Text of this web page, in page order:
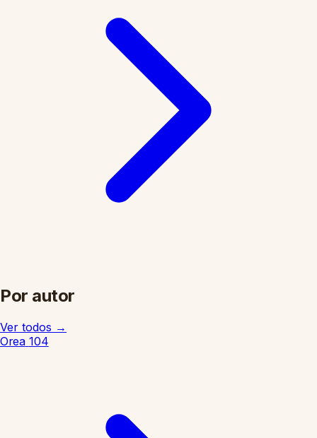
Por autor
Ver todos →
Orea 104